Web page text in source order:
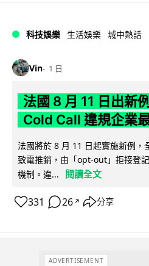
科技娛樂 生活娛樂 城中熱話
Vin 1 日
法國 8 月 11 日出新
Cold Call 違規企業
法國將於 8 月 11 日起實施新例，
致電推銷，由「opt-out」拒接登
機制。違...
閱讀全文
331 26 ↗ 分享
ADVERTISEMENT